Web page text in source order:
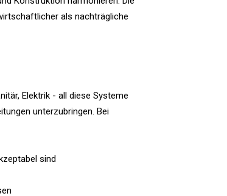
als nachträgliche
Elektrik - all diese Systeme
unterzubringen. Bei
sind